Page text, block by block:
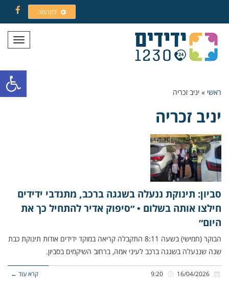
פתח
לתרומה
תפריט
ראשי » יניב זכריה
יניב זכריה
סביון: תינוקת ננעלה בשגגה ברכב, מתנדבי ידידים
חילצו אותה בשלום • ״סיפוק אדיר להתחיל כך את
היום״
הבוקר (חמישי) בשעה 8:11 התקבלה קריאה במוקד ידידים אודות תינוקת כבת
שנה שננעלה בשגגה ברכב לעיני אמהּ, ברחוב השיקמים בסביון.
קרא עוד ←